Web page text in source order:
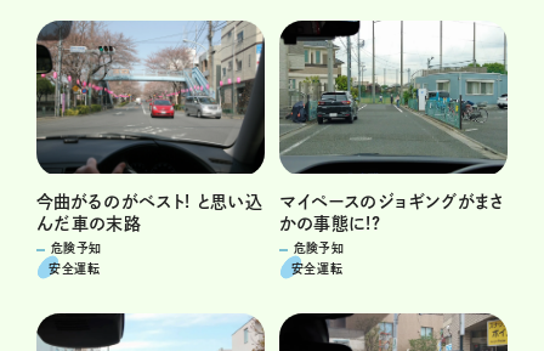
今曲がるのがベスト! と思い込
んだ車の末路
危険予知
安全運転
マイペースのジョギングがまさ
かの事態に!?
危険予知
安全運転